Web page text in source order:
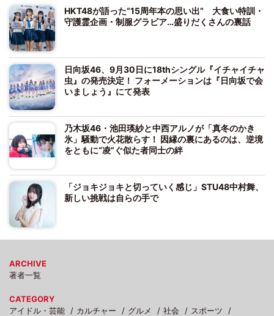
HKT48が語った“15周年本の思い出” 大食い特訓・
守護霊企画・制服グラビア…盛りだくさんの裏話
日向坂46、9月30日に18thシングル『イチャイチャ
虫』の発売決定！ フォーメーションは『日向坂で会
いましょう』にて発表
乃木坂46・池田瑛紗と中西アルノが「真冬のかき
氷」騒動で火花散らす！ 因縁の裏にあるのは、逆境
をともに“凌”ぐ似た者同士の絆
「ジョキジョキと切っていく感じ」STU48中村舞、
新しい挑戦は自らの手で
ARCHIVE
著者一覧
CATEGORY
アイドル・芸能
カルチャー グルメ 社会 スポーツ